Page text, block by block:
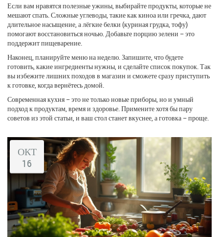
Если вам нравятся полезные ужины, выбирайте продукты, которые не
мешают спать. Сложные углеводы, такие как киноа или гречка, дают
длительное насыщение, а лёгкие белки (куриная грудка, тофу)
помогают восстановиться ночью. Добавьте порцию зелени – это
поддержит пищеварение.
Наконец, планируйте меню на неделю. Запишите, что будете
готовить, какие ингредиенты нужны, и сделайте список покупок. Так
вы избежите лишних походов в магазин и сможете сразу приступить
к готовке, когда вернётесь домой.
Современная кухня – это не только новые приборы, но и умный
подход к продуктам, время и здоровье. Примените хотя бы пару
советов из этой статьи, и ваш стол станет вкуснее, а готовка – проще.
ОКТ
16